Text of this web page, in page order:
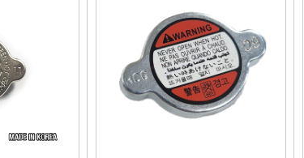
자동차커넥터
라이트전구소켓
깜박코일